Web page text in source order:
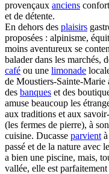
provençaux anciens
et de détente.
En dehors des plaisirs
proposées : alpinisme,
moins aventureux se
balader dans les marchés,
café ou une limonade
de Moustiers-Sainte-Marie
des banques et des
amuse beaucoup les
aux traditions et aux
(les fermes de pierre), à
cuisine. Ducasse parvient
passé et de la nature avec
a bien une piscine, mais,
vallée, elle est